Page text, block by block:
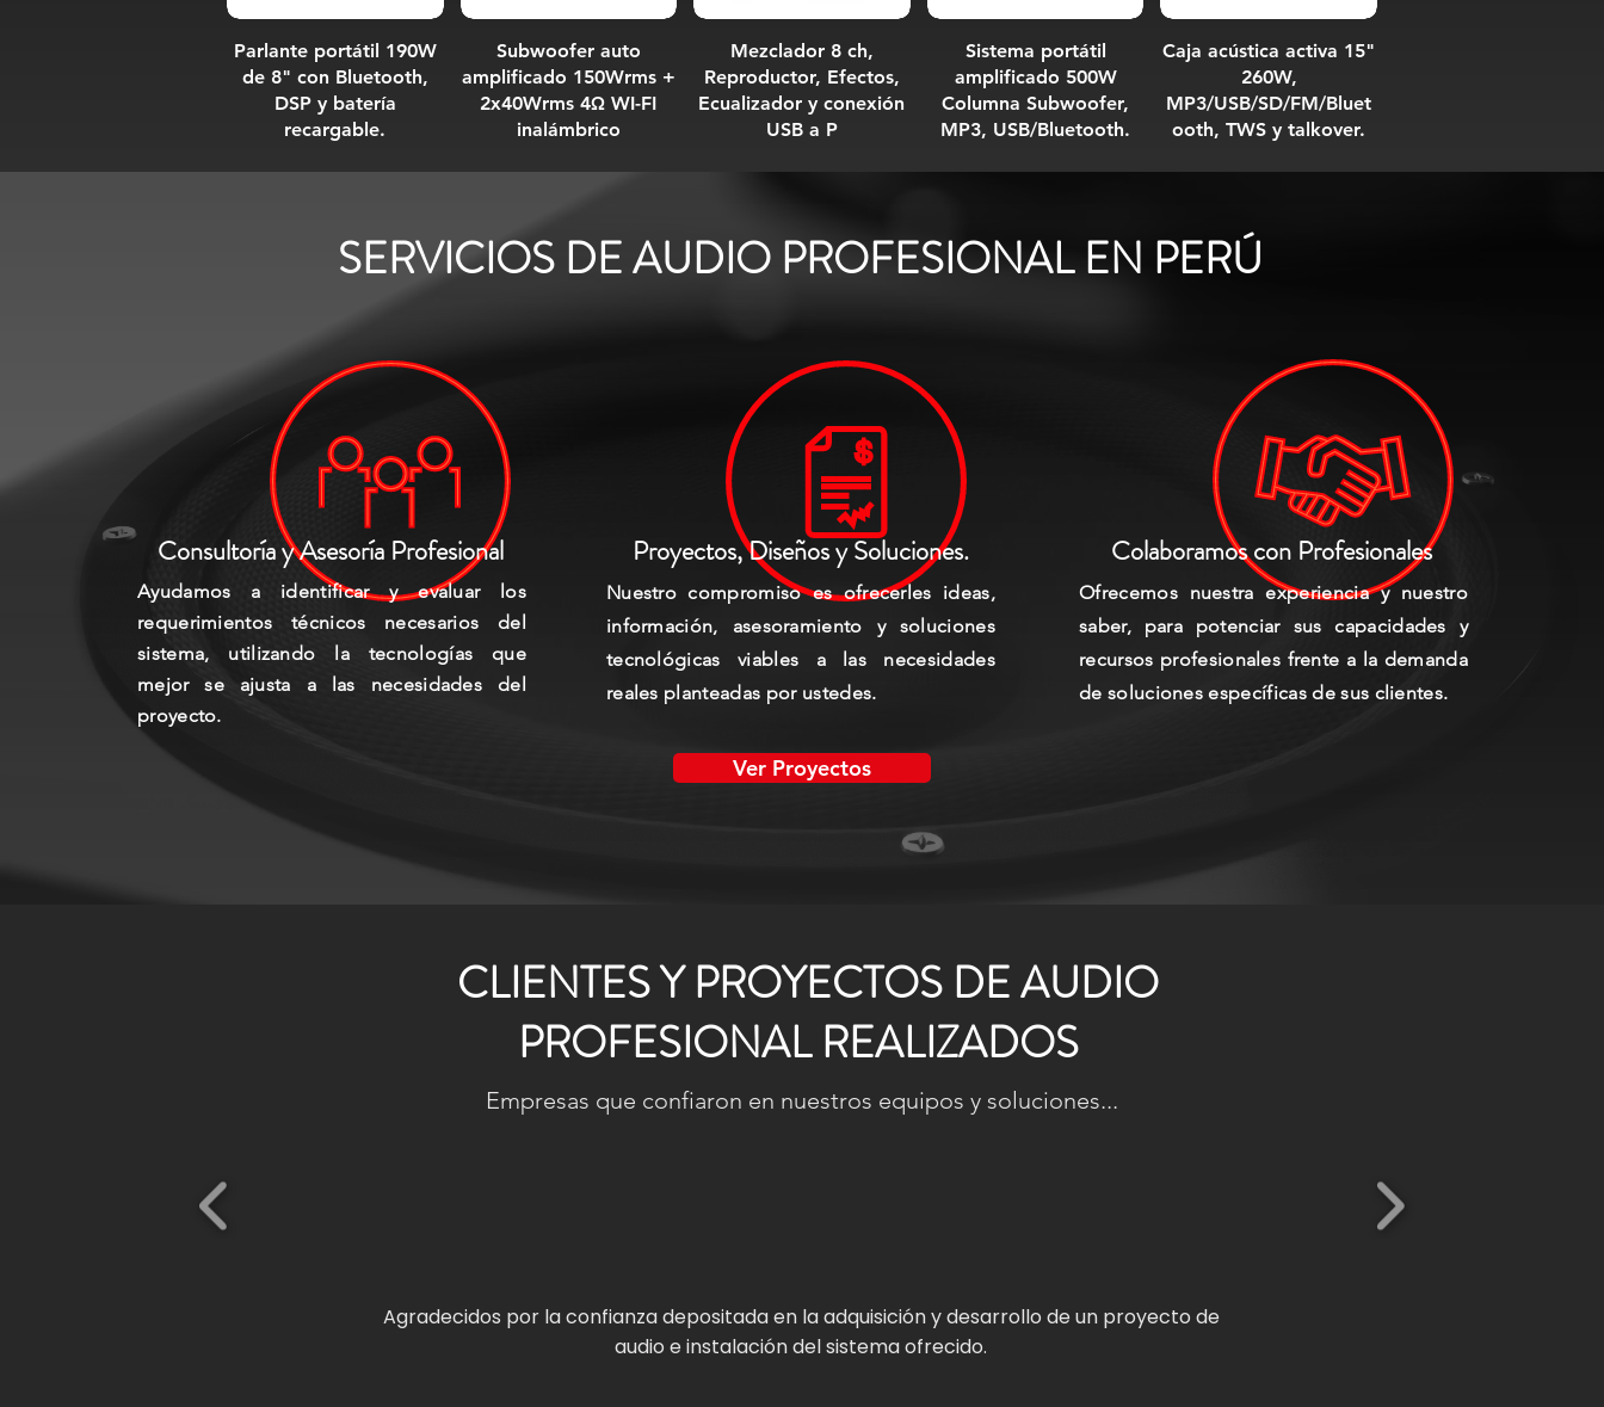
Parlante portátil 190W
de 8" con Bluetooth,
DSP y batería
recargable.
Subwoofer auto
amplificado 150Wrms +
2x40Wrms 4Ω WI-FI
inalámbrico
Mezclador 8 ch,
Reproductor, Efectos,
Ecualizador y conexión
USB a P
Sistema portátil
amplificado 500W
Columna Subwoofer,
MP3, USB/Bluetooth.
Caja acústica activa 15"
260W,
MP3/USB/SD/FM/Bluet
ooth, TWS y talkover.
SERVICIOS DE AUDIO PROFESIONAL EN PERÚ
Consultoría y Asesoría Profesional
Ayudamos a identificary evaluar los
requerimientos técnicos necesarios del
sistema, utilizando la tecnologías que
mejor se ajusta a las necesidades del
proyecto.
Proyectos, Diseños y Soluciones.
Nuestro compromiso es ofrecerles ideas,
información, asesoramiento y soluciones
tecnológicas viables a las necesidades
reales planteadas por ustedes.
Ver Proyectos
Colaboramos con Profesionales
Ofrecemos nuestra experiencia y nuestro
saber, para potenciar sus capacidades y
recursos profesionales frente a la demanda
de soluciones específicas de sus clientes.
CLIENTES Y PROYECTOS DE AUDIO
PROFESIONAL REALIZADOS
Empresas que confiaron en nuestros equipos y soluciones...
Agradecidos por la confianza depositada en la adquisición y desarrollo de un proyecto de
audio e instalación del sistema ofrecido.